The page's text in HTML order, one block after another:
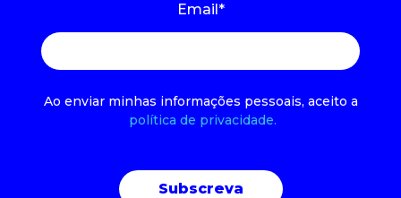
Email*
Ao enviar minhas informações pessoais, aceito a
política de privacidade.